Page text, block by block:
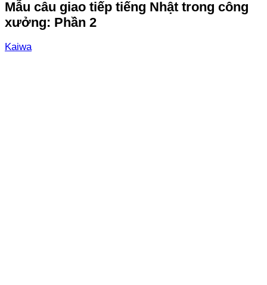
Mẫu câu giao tiếp tiếng Nhật trong công
xưởng: Phần 2
Kaiwa